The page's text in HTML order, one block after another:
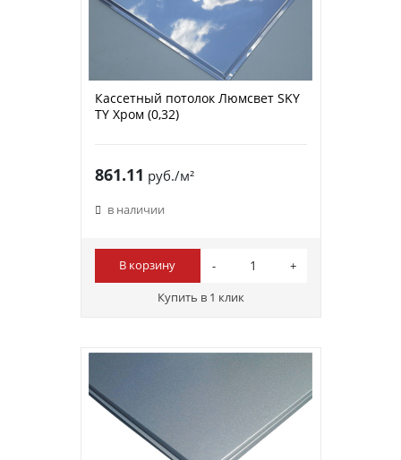
Кассетный потолок Люмсвет SKY
ТY Хром (0,32)
861.11 руб./м²
в наличии
В корзину
Купить в 1 клик